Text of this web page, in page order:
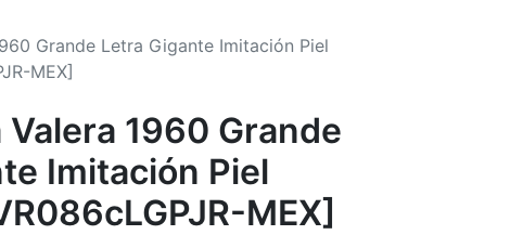
Grande Letra Gigante Imitación Piel
MEX]
Valera 1960 Grande
Imitación Piel
MEX]